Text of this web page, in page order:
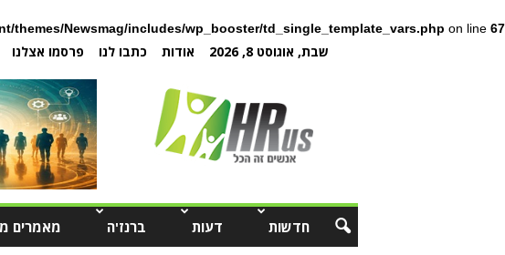
themes/Newsmag/includes/wp_booster/td_single_template_vars.php on line 67
שבת, אוגוסט 8, 2026 אודות כתבו לנו פרסמו אצלנו
חדשות דעות ברנז'ה מאמרים